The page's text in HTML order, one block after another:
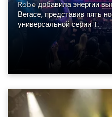
Robe добавила энергии
Вегасе, представив пять
универсальной серии T.